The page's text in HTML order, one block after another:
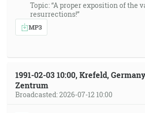
Topic: “A proper exposition of the
resurrections!”
MP3
1991-02-03 10:00, Krefeld,
Zentrum
Broadcasted: 2026-07-12 10:00